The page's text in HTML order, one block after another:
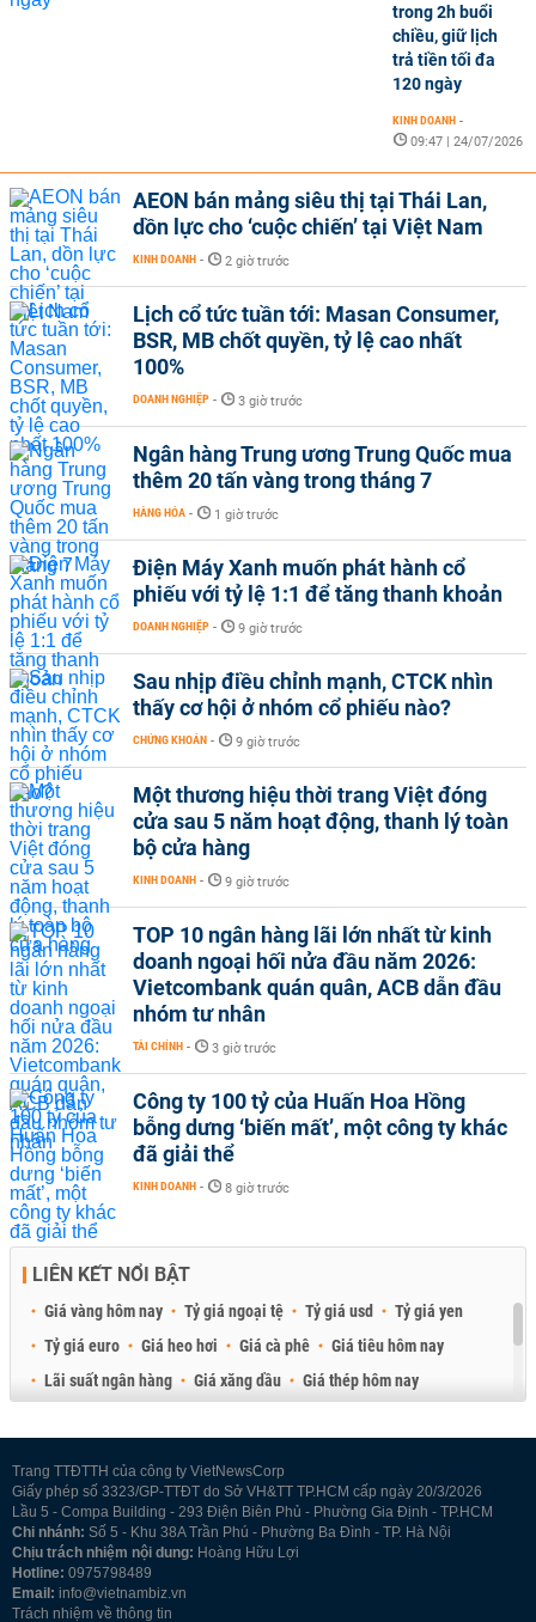
trong 2h buổi
chiều, giữ lịch
trả tiền tối đa
120 ngày
KINH DOANH -
09:47 | 24/07/2026
AEON bán mảng siêu thị tại Thái Lan,
dồn lực cho ‘cuộc chiến’ tại Việt Nam
KINH DOANH - 2 giờ trước
Lịch cổ tức tuần tới: Masan Consumer,
BSR, MB chốt quyền, tỷ lệ cao nhất
100%
DOANH NGHIỆP - 3 giờ trước
Ngân hàng Trung ương Trung Quốc mua
thêm 20 tấn vàng trong tháng 7
HÀNG HÓA - 1 giờ trước
Điện Máy Xanh muốn phát hành cổ
phiếu với tỷ lệ 1:1 để tăng thanh khoản
DOANH NGHIỆP - 9 giờ trước
Sau nhịp điều chỉnh mạnh, CTCK nhìn
thấy cơ hội ở nhóm cổ phiếu nào?
CHỨNG KHOÁN - 9 giờ trước
Một thương hiệu thời trang Việt đóng
cửa sau 5 năm hoạt động, thanh lý toàn
bộ cửa hàng
KINH DOANH - 9 giờ trước
TOP 10 ngân hàng lãi lớn nhất từ kinh
doanh ngoại hối nửa đầu năm 2026:
Vietcombank quán quân, ACB dẫn đầu
nhóm tư nhân
TÀI CHÍNH - 3 giờ trước
Công ty 100 tỷ của Huấn Hoa Hồng
bỗng dưng ‘biến mất’, một công ty khác
đã giải thể
KINH DOANH - 8 giờ trước
LIÊN KẾT NỔI BẬT
Giá vàng hôm nay Tỷ giá ngoại tệ Tỷ giá usd
Tỷ giá yen
Tỷ giá euro
Giá heo hơi Giá cà phê
Giá tiêu hôm nay
Lãi suất ngân hàng
Giá xăng dầu
Giá thép hôm nay
Trang TTĐTTH của công ty VietNewsCorp
Giấy phép số 3323/GP-TTĐT do Sở VH&TT TP.HCM cấp ngày 20/3/2026
Lầu 5 - Compa Building - 293 Điện Biên Phủ - Phường Gia Định - TP.HCM
Chi nhánh: Số 5 - Khu 38A Trần Phú - Phường Ba Đình - TP. Hà Nội
Chịu trách nhiệm nội dung: Hoàng Hữu Lợi
Hotline: 0975798489
Email: info@vietnambiz.vn
Trách nhiệm về thông tin